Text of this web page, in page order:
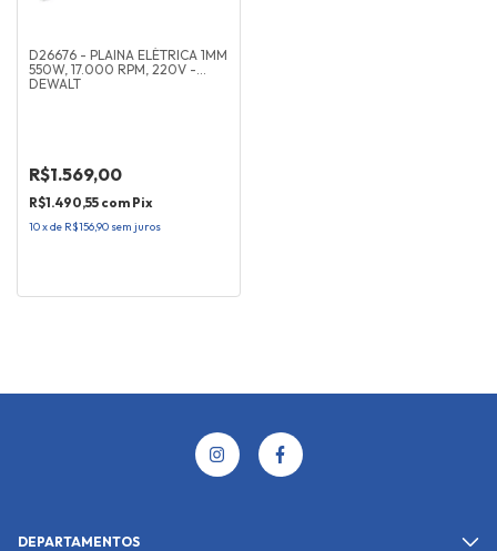
D26676 - PLAINA ELÉTRICA 1MM
550W, 17.000 RPM, 220V -
DEWALT
R$1.569,00
R$1.490,55 com Pix
10xde R$156,90 sem juros
DEPARTAMENTOS